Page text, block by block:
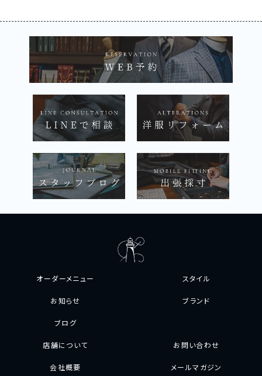
オーダーメニュー
お知らせ
ブログ
スタイル
ブランド
店舗について
会社概要
お問い合わせ
メールマガジン